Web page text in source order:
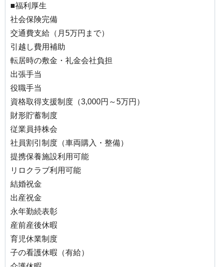
■福利厚生
社会保険完備
交通費支給（月5万円まで）
引越し費用補助
転居時の敷金・礼金会社負担
出張手当
役職手当
資格取得支援制度（3,000円～5万円）
財形貯蓄制度
従業員持株会
社員割引制度（車両購入・整備）
提携保養施設利用可能
リロクラブ利用可能
結婚祝金
出産祝金
永年勤続表彰
産前産後休暇
育児休業制度
子の看護休暇（有給）